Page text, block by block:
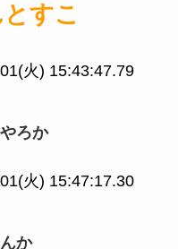
すこ
火) 15:43:47.79
ろか
火) 15:47:17.30
か